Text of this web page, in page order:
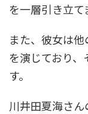
を一層引き立て
また、彼女は
を演じており
す。
川井田夏海さ